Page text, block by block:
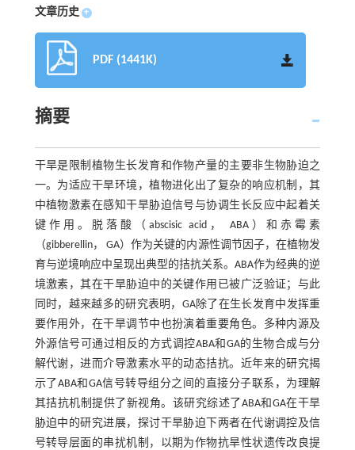
文章历史 +
PDF (1441K)
摘要
干旱是限制植物生长发育和作物产量的主要非生物胁迫之
一。为适应干旱环境，植物进化出了复杂的响应机制，其
中植物激素在感知干旱胁迫信号与协调生长反应中起着关
键作用。脱落酸（abscisic acid， ABA）和赤霉素
（gibberellin， GA）作为关键的内源性调节因子，在植物发
育与逆境响应中呈现出典型的拮抗关系。ABA作为经典的逆
境激素，其在干旱胁迫中的关键作用已被广泛验证；与此
同时，越来越多的研究表明，GA除了在生长发育中发挥重
要作用外，在干旱调节中也扮演着重要角色。多种内源及
外源信号可通过相反的方式调控ABA和GA的生物合成与分
解代谢，进而介导激素水平的动态拮抗。近年来的研究揭
示了ABA和GA信号转导组分之间的直接分子联系，为理解
其拮抗机制提供了新视角。该研究综述了ABA和GA在干旱
胁迫中的研究进展，探讨干旱胁迫下两者在代谢调控及信
号转导层面的串扰机制，以期为作物抗旱性状遗传改良提